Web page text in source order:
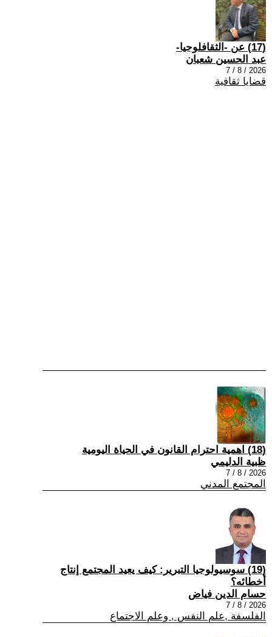
(17) عن -الثقافلوجيا-
عبد الحسين شعبان
2026 / 8 / 7
قضايا ثقافية
(18) اهمية احترام القانون في الحياة اليومية
ظبية الدليمي
2026 / 8 / 7
المجتمع المدني
(19) سوسيولوجيا التبرير: كيف يعيد المجتمع إنتاج
أخطائه؟
حسام الدين فياض
2026 / 8 / 7
الفلسفة ,علم النفس , وعلم الاجتماع